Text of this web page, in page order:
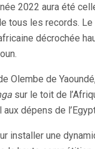
2022 aura été
tous les records.
décrochée
Olembe de
sur le toit de
dépens de
installer une